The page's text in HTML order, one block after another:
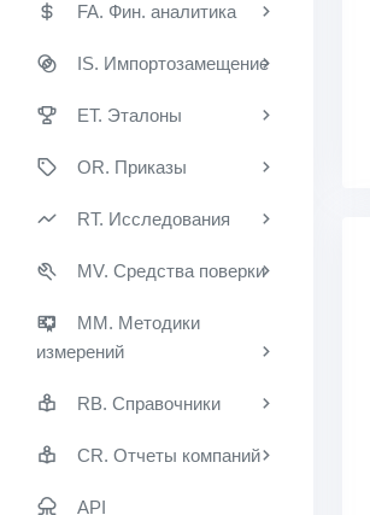
FA. Фин. аналитика
IS. Импортозамещение
ET. Эталоны
OR. Приказы
RT. Исследования
MV. Средства поверки
MM. Методики
измерений
RB. Справочники
CR. Отчеты компаний
API